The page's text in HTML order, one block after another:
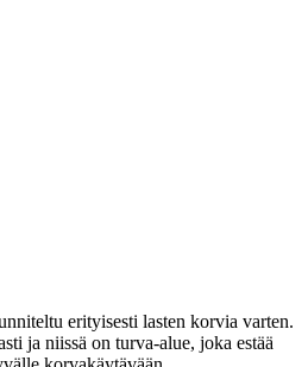
erityisesti lasten korvia varten.
ja niissä on turva-alue, joka estää